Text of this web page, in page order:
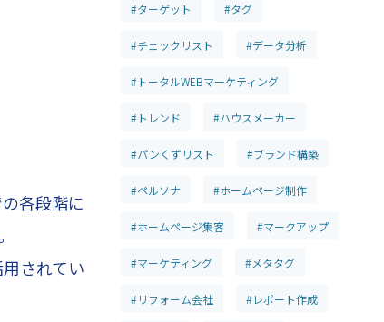
各段階に
されてい
#ターゲット #タグ
#チェックリスト #データ分析
#トータルWEBマーケティング
#トレンド #ハウスメーカー
#パンくずリスト #ブランド構築
#ペルソナ #ホームページ制作
#ホームページ集客 #マークアップ
#マーケティング #メタタグ
#リフォーム会社 #レポート作成